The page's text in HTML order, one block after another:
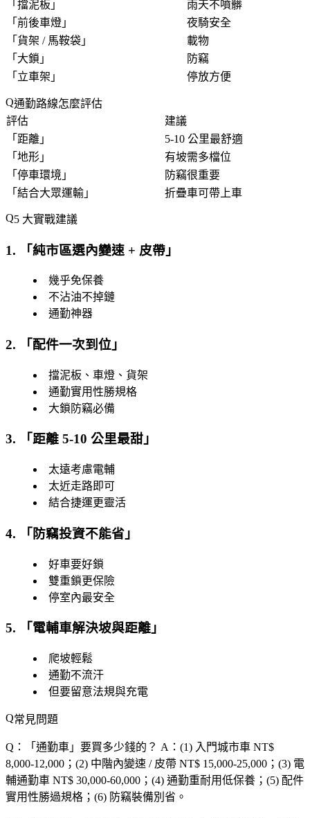
「 擋泥板 」
雨天不噴髒
「 前後車燈 」
夜騎安全
「 貨架 / 馬鞍袋 」
載物
「 大鎖 」
防竊
「 立車架 」 停放方便
通勤路線怎麼評估
評估
建議
「 距離 」
5-10 公里最舒適
「 地形 」
有坡需多檔位
「 停車環境 」
防竊很重要
「 結合大眾運輸 」 折疊車可帶上車
5 大實戰建議
1. 「純市區選內變速 + 皮帶 」
幾乎免保養
不沾油不掉鏈
通勤神器
2. 「 配件一次到位 」
擋泥板、車燈、貨架
通勤實用性勝規格
大鎖防竊必備
3. 「距離 5-10 公里最甜 」
太遠考慮電輔
太近走路即可
結合捷運更靈活
4. 「 防竊投資不能省 」
好車要好鎖
雙重鎖更保險
停室內最安全
5. 「 電輔車解決坡與距離 」
爬坡輕鬆
通勤不流汗
但要留意法規與充電
常見問題
Q：「 通勤車 」要買多少錢的？ A：(1) 入門城市車 NT$
8,000-12,000；(2) 中階內變速 / 皮帶 NT$ 15,000-25,000；(3) 電
輔通勤車 NT$ 30,000-60,000；(4) 通勤重耐用低保養；(5) 配件
實用性勝過規格；(6) 防竊裝備別省。